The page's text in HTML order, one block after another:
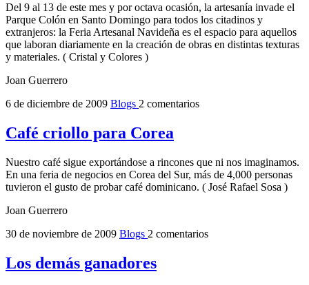
Del 9 al 13 de este mes y por octava ocasión, la artesanía invade el
Parque Colón en Santo Domingo para todos los citadinos y
extranjeros: la Feria Artesanal Navideña es el espacio para aquellos
que laboran diariamente en la creación de obras en distintas texturas
y materiales. ( Cristal y Colores )
Joan Guerrero
6 de diciembre de 2009 Blogs 2 comentarios
Café criollo para Corea
Nuestro café sigue exportándose a rincones que ni nos imaginamos.
En una feria de negocios en Corea del Sur, más de 4,000 personas
tuvieron el gusto de probar café dominicano. ( José Rafael Sosa )
Joan Guerrero
30 de noviembre de 2009 Blogs 2 comentarios
Los demás ganadores